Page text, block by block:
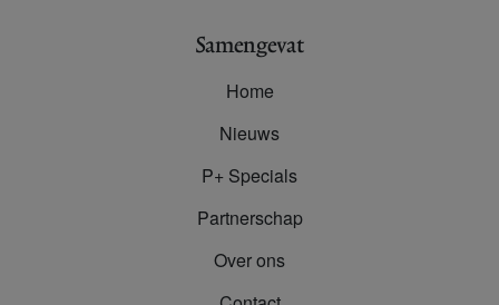
Samengevat
Home
Nieuws
P+ Specials
Partnerschap
Over ons